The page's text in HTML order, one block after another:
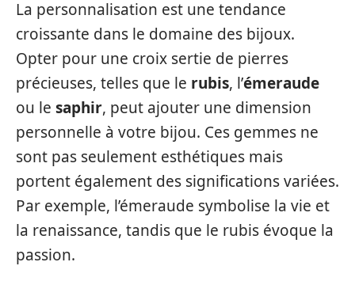
La personnalisation est une tendance
croissante dans le domaine des bijoux.
Opter pour une croix sertie de pierres
précieuses, telles que le rubis, l’émeraude
ou le saphir, peut ajouter une dimension
personnelle à votre bijou. Ces gemmes ne
sont pas seulement esthétiques mais
portent également des significations variées.
Par exemple, l’émeraude symbolise la vie et
la renaissance, tandis que le rubis évoque la
passion.